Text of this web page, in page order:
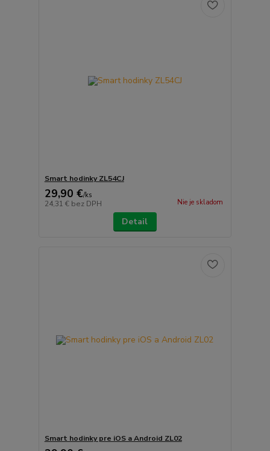
Smart hodinky ZL54CJ
29,90 €/ks
24,31 € bez DPH Nie je skladom
Detail
Smart hodinky pre iOS a Android ZL02